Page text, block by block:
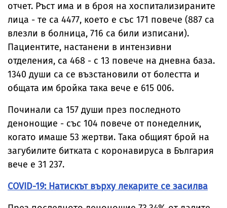
отчет. Ръст има и в броя на хоспитализираните
лица - те са 4477, което е със 171 повече (887 са
влезли в болница, 716 са били изписани).
Пациентите, настанени в интензивни
отделения, са 468 - с 13 повече на дневна база.
1340 души са се възстановили от болестта и
общата им бройка така вече е 615 006.
Починали са 157 души през последното
денонощие - със 104 повече от понеделник,
когато имаше 53 жертви. Така общият брой на
загубилите битката с коронавируса в България
вече е 31 237.
COVID-19: Натискът върху лекарите се засилва